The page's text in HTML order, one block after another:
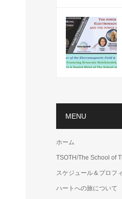
MENU
ホーム
TSOTH/The School of
スケジュール＆プロフ
ハートへの旅について